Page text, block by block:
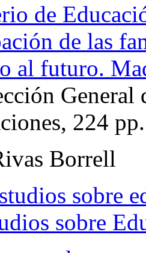
de
de las
al futuro.
General
224 pp.
Borrell
sobre
sobre